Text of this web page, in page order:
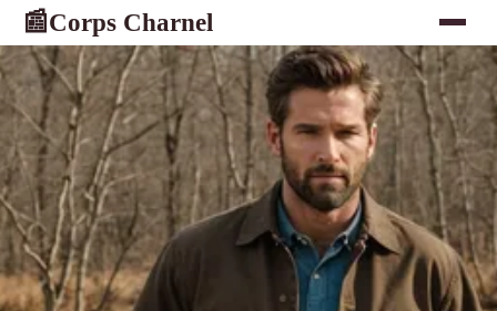
📰Corps Charnel